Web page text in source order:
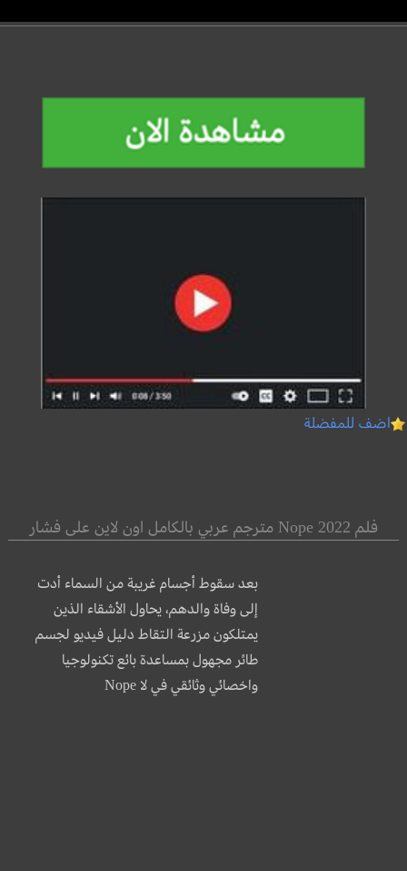
اضف للمفضلة
فلم Nope 2022 مترجم عربي بالكامل اون لاين على فشار
بعد سقوط أجسام غريبة من السماء أدت
إلى وفاة والدهم، يحاول الأشقاء الذين
يمتلكون مزرعة التقاط دليل فيديو لجسم
طائر مجهول بمساعدة بائع تكنولوجيا
واخصائي وثائقي في لا Nope